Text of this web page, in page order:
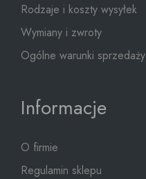
Rodzaje i koszty wysyłek
Wymiany i zwroty
Ogólne warunki sprzedaży
Informacje
O firmie
Regulamin sklepu